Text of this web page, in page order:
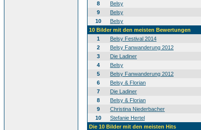
8
Belsy
9
Belsy
10
Belsy
10 Bilder mit den meisten Bewertungen
1
Belsy Festival 2014
2
Belsy Fanwanderung 2012
3
Die Ladiner
4
Belsy
5
Belsy Fanwanderung 2012
6
Belsy & Florian
7
Die Ladiner
8
Belsy & Florian
9
Christina Niederbacher
10
Stefanie Hertel
Die 10 Bilder mit den meisten Hits